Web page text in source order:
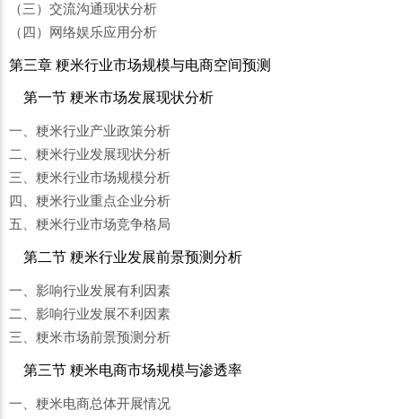
（三）交流沟通现状分析
（四）网络娱乐应用分析
第三章 粳米行业市场规模与电商空间预测
第一节 粳米市场发展现状分析
一、粳米行业产业政策分析
二、粳米行业发展现状分析
三、粳米行业市场规模分析
四、粳米行业重点企业分析
五、粳米行业市场竞争格局
第二节 粳米行业发展前景预测分析
一、影响行业发展有利因素
二、影响行业发展不利因素
三、粳米市场前景预测分析
第三节 粳米电商市场规模与渗透率
一、粳米电商总体开展情况